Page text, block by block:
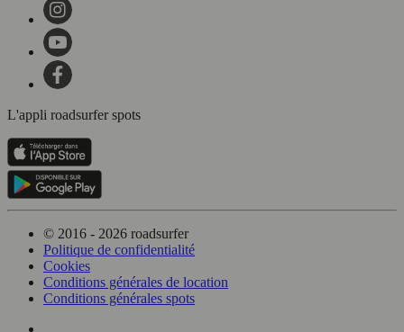
L'appli roadsurfer spots
© 2016 - 2026 roadsurfer
Politique de confidentialité
Cookies
Conditions générales de location
Conditions générales spots